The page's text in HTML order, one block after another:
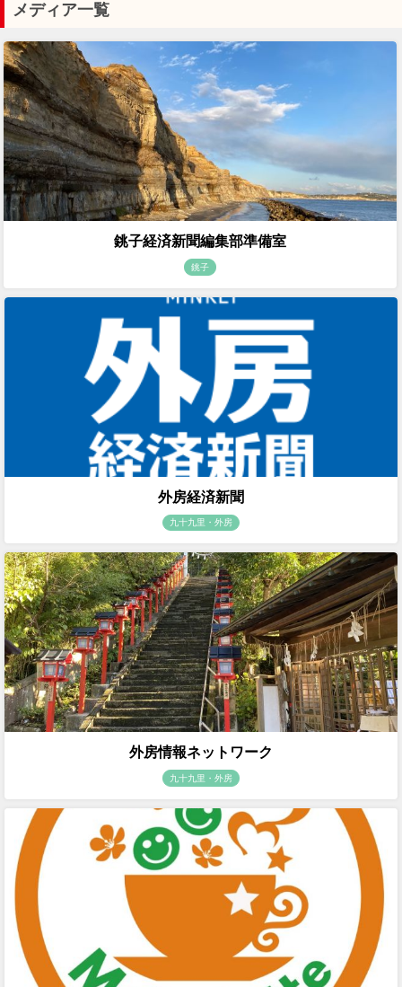
メディア一覧
銚子経済新聞編集部準備室
銚子
外房経済新聞
九十九里・外房
外房情報ネットワーク
九十九里・外房